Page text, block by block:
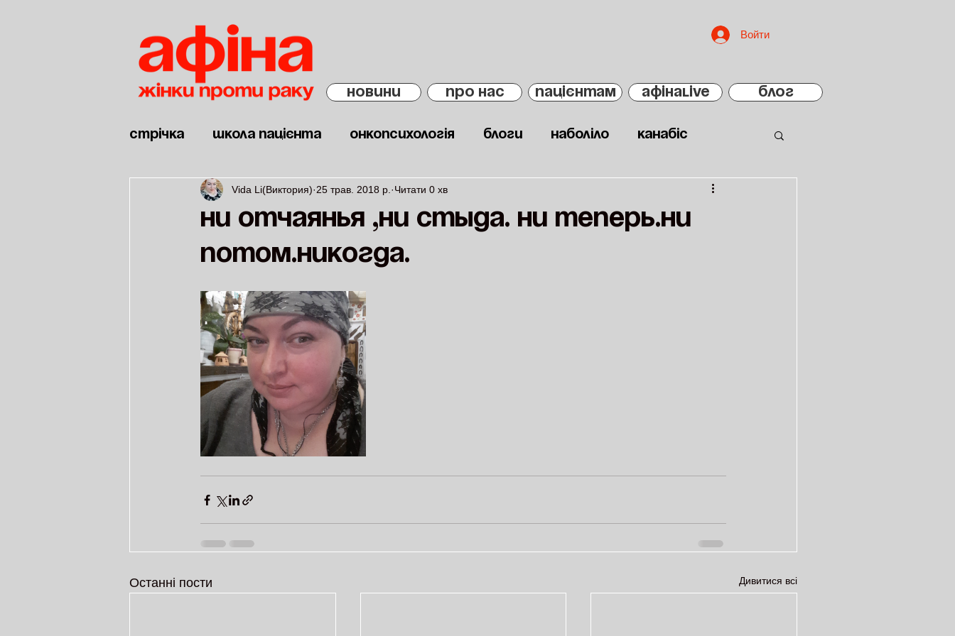
Войти
НОВИНИ ПРО НАС ПАЦІЄНТАМ АфінаLIVE БЛОГ
Стрічка Школа пацієнта Онкопсихологія Блоги Наболіло Канабіс
Новини Дві війни
Ни отчаянья ,ни стыда. Ни теперь.Ни
потом.Никогда.
Vida Li(Виктория) 25 трав. 2018 р. Читати 0 хв
Останні пости Дивитися всі